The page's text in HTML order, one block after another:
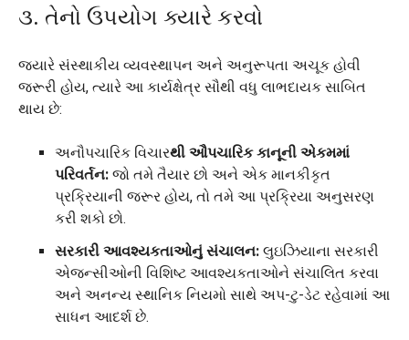
૩. તેનો ઉપયોગ ક્યારે કરવો
જ્યારે સંસ્થાકીય વ્યવસ્થાપન અને અનુરૂપતા અચૂક હોવી
જરૂરી હોય, ત્યારે આ કાર્યક્ષેત્ર સૌથી વધુ લાભદાયક સાબિત
થાય છે:
અનૌપચારિક વિચારથી ઔપચારિક કાનૂની એકમમાં
પરિવર્તન: જો તમે તૈયાર છો અને એક માનકીકૃત
પ્રક્રિયાની જરૂર હોય, તો તમે આ પ્રક્રિયા અનુસરણ
કરી શકો છો.
સરકારી આવશ્યકતાઓનું સંચાલન: લુઇઝિયાના સરકારી
એજન્સીઓની વિશિષ્ટ આવશ્યકતાઓને સંચાલિત કરવા
અને અનન્ય સ્થાનિક નિયમો સાથે અપ-ટુ-ડેટ રહેવામાં આ
સાધન આદર્શ છે.